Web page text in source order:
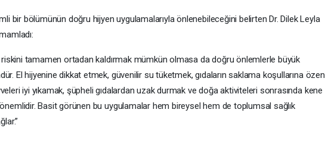
bir bölümünün doğru hijyen uygulamalarıyla önlenebileceğini belirten Dr. Dilek Leyla
riskini tamamen ortadan kaldırmak mümkün olmasa da doğru önlemlerle büyük
El hijyenine dikkat etmek, güvenilir su tüketmek, gıdaların saklama koşullarına özen
iyi yıkamak, şüpheli gıdalardan uzak durmak ve doğa aktiviteleri sonrasında kene
Basit görünen bu uygulamalar hem bireysel hem de toplumsal sağlık